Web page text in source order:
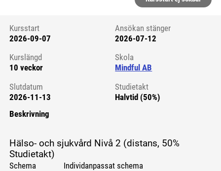
Kursstart 6220069
Kursstart
2026-09-07
Ansökan stänger
2026-07-12
Kurslängd
10 veckor
Skola
Mindful AB
Slutdatum
2026-11-13
Studietakt
Halvtid (50%)
Beskrivning
Hälso- och sjukvård Nivå 2 (distans, 50%
Studietakt)
Schema Individanpassat schema